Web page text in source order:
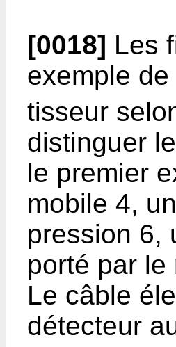
[0018] Les
exemple
tisseur
distinguer
le premier
mobile 4,
pression 6,
porté par
Le câble
détecteur